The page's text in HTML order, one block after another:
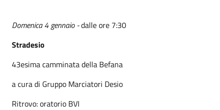
Domenica 4 gennaio -dalle ore 7:30
Stradesio
43esima camminata della Befana
a cura di Gruppo Marciatori Desio
Ritrovo: oratorio BVI